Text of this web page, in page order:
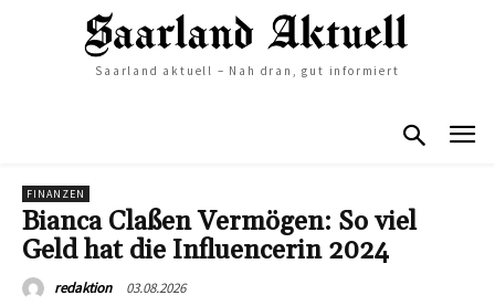
Saarland aktuell – Nah dran, gut informiert
FINANZEN
Bianca Claßen Vermögen: So viel
Geld hat die Influencerin 2024
redaktion 03.08.2026